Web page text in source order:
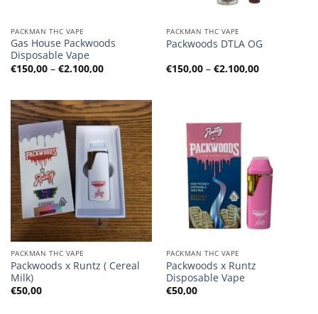
PACKMAN THC VAPE
Gas House Packwoods
Disposable Vape
€150,00 – €2.100,00Preisspanne:
€150,00
PACKMAN THC VAPE
Packwoods DTLA OG
€150,00 – €2.100,00
€150,00
PACKMAN THC VAPE
Packwoods x Runtz ( Cereal
Milk)
€50,00
PACKMAN THC VAPE
Packwoods x Runtz
Disposable Vape
€50,00